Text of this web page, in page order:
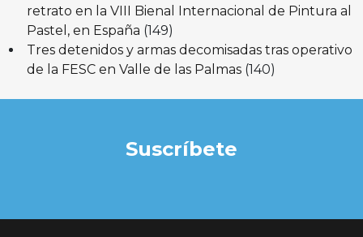
retrato en la VIII Bienal Internacional de Pintura al
Pastel, en España (149)
Tres detenidos y armas decomisadas tras operativo
de la FESC en Valle de las Palmas (140)
Suscríbete